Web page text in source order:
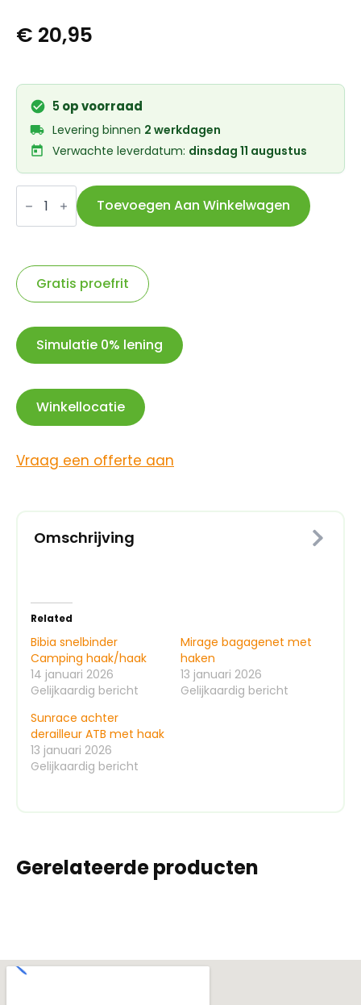
€ 20,95
5op voorraad
Levering binnen 2 werkdagen
Verwachte leverdatum: dinsdag 11 augustus
IceToolz
haak
recht,
gebogen,
4-
delig
aantal
Toevoegen Aan Winkelwagen
Gratis proefrit
Simulatie 0% lening
Winkellocatie
Vraag een offerte aan
Omschrijving
Related
Bibia snelbinder
Camping haak/haak
14 januari 2026
Gelijkaardig bericht
Mirage bagagenet met
haken
13 januari 2026
Gelijkaardig bericht
Sunrace achter
derailleur ATB met haak
13 januari 2026
Gelijkaardig bericht
Gerelateerde producten